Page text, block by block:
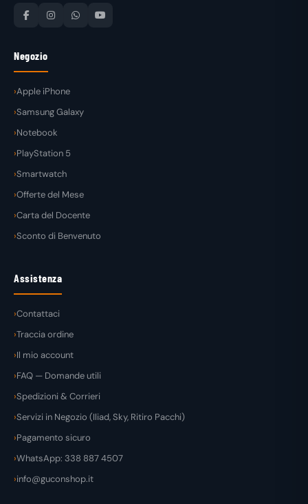
Negozio
Apple iPhone
Samsung Galaxy
Notebook
PlayStation 5
Smartwatch
Offerte del Mese
Carta del Docente
Sconto di Benvenuto
Assistenza
Contattaci
Traccia ordine
Il mio account
FAQ — Domande utili
Spedizioni & Corrieri
Servizi in Negozio (Iliad, Sky, Ritiro Pacchi)
Pagamento sicuro
WhatsApp: 338 887 4507
info@guconshop.it